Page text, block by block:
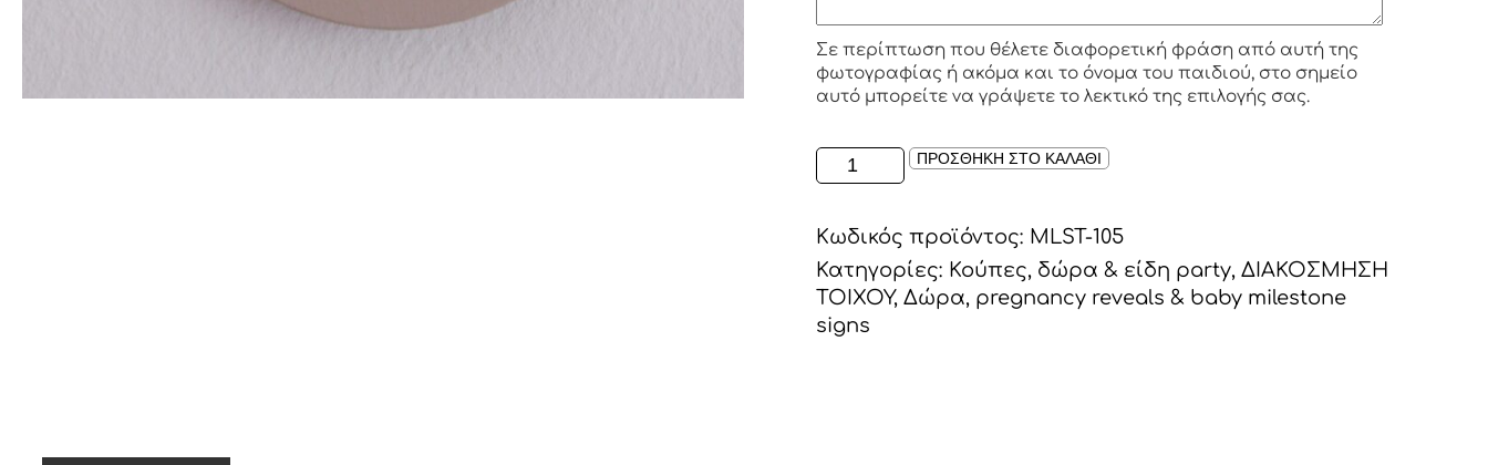
Σε περίπτωση που θέλετε διαφορετική φράση από αυτή της
φωτογραφίας ή ακόμα και το όνομα του παιδιού, στο σημείο
αυτό μπορείτε να γράψετε το λεκτικό της επιλογής σας.
ΞΥΛΙΝΟ
ΚΡΕΜΑΣΤΟ
HAPPY
PLACE"
ποσότητα
ΠΡΟΣΘΗΚΗ ΣΤΟ ΚΑΛΑΘΙ
Κωδικός προϊόντος: MLST-105
Κατηγορίες: Κούπες, δώρα & είδη party,ΔΙΑΚΟΣΜΗΣΗ
ΤΟΙΧΟΥ,Δώρα, pregnancy reveals & baby milestone
signs